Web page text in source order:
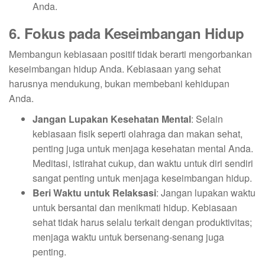
Anda.
6. Fokus pada Keseimbangan Hidup
Membangun kebiasaan positif tidak berarti mengorbankan
keseimbangan hidup Anda. Kebiasaan yang sehat
harusnya mendukung, bukan membebani kehidupan
Anda.
Jangan Lupakan Kesehatan Mental: Selain
kebiasaan fisik seperti olahraga dan makan sehat,
penting juga untuk menjaga kesehatan mental Anda.
Meditasi, istirahat cukup, dan waktu untuk diri sendiri
sangat penting untuk menjaga keseimbangan hidup.
Beri Waktu untuk Relaksasi: Jangan lupakan waktu
untuk bersantai dan menikmati hidup. Kebiasaan
sehat tidak harus selalu terkait dengan produktivitas;
menjaga waktu untuk bersenang-senang juga
penting.